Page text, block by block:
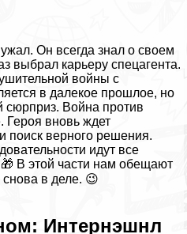
Он всегда знал о своем
выбрал карьеру спецагента.
войны с
в далекое прошлое, но
Война против
Героя вновь ждет
поиск верного решения.
идут все
🎁 В этой части нам обещают
в деле. 😉
Интернэшнл